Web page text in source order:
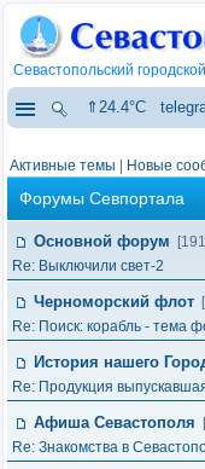
Севастопольский
⇑24.4°C
Активные темы Новые
Форумы Севпортала
Основной форум
Re: Выключили свет-2
Черноморский флот
Re: Поиск: корабль - тема
История нашего
Re: Продукция
Афиша Севастополя
Re: Знакомства в